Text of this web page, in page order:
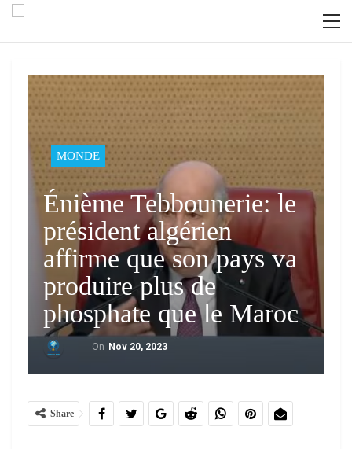
MONDE
Énième Tebbounerie: le
président algérien
affirme que son pays va
produire plus de
phosphate que le Maroc
On Nov 20, 2023
Share